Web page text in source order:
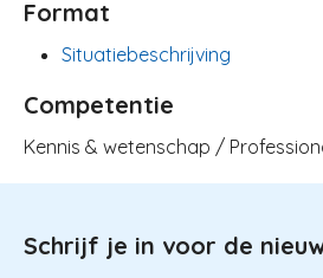
Format
Situatiebeschrijving
Competentie
Kennis & wetenschap /
Image
Schrijf je in voor de